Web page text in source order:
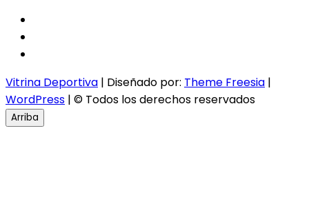
Vitrina Deportiva | Diseñado por: Theme Freesia |
WordPress | © Todos los derechos reservados
Arriba